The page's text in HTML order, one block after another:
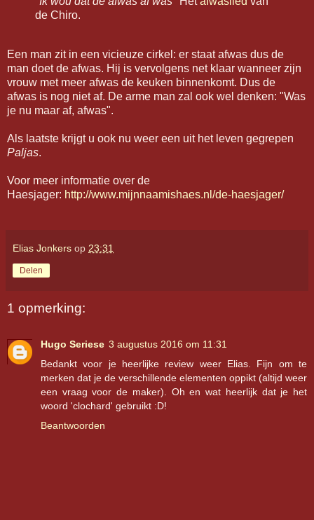
de Chiro.
Een man zit in een vicieuze cirkel: er staat afwas dus de
man doet de afwas. Hij is vervolgens net klaar wanneer zijn
vrouw met meer afwas de keuken binnenkomt. Dus de
afwas is nog niet af. De arme man zal ook wel denken: "Was
je nu maar af, afwas".
Als laatste krijgt u ook nu weer een uit het leven gegrepen
Paljas.
Voor meer informatie over de
Haesjager: http://www.mijnnaamishaes.nl/de-haesjager/
Elias Jonkers op 23:31
Delen
1 opmerking:
Hugo Seriese 3 augustus 2016 om 11:31
Bedankt voor je heerlijke review weer Elias. Fijn om te
merken dat je de verschillende elementen oppikt (altijd weer
een vraag voor de maker). Oh en wat heerlijk dat je het
woord 'clochard' gebruikt :D!
Beantwoorden